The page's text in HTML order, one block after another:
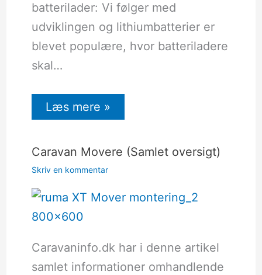
batterilader: Vi følger med
udviklingen og lithiumbatterier er
blevet populære, hvor batteriladere
skal…
Læs mere »
Caravan Movere (Samlet oversigt)
Skriv en kommentar
Caravaninfo.dk har i denne artikel
samlet informationer omhandlende